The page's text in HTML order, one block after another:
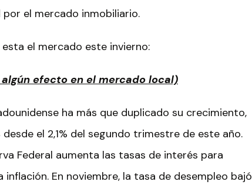
el mercado inmobiliario.
el mercado este invierno:
efecto en el mercado local)
ha más que duplicado su crecimiento,
el 2,1% del segundo trimestre de este año.
Federal aumenta las tasas de interés para
En noviembre, la tasa de desempleo bajó